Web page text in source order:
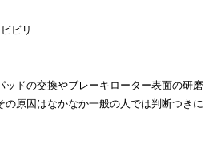
ビリ
ッドの交換やブレーキローター表面の研磨
の原因はなかなか一般の人では判断つきに